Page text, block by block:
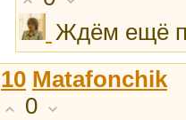
Ждём ещё
10 Matafonchik
0